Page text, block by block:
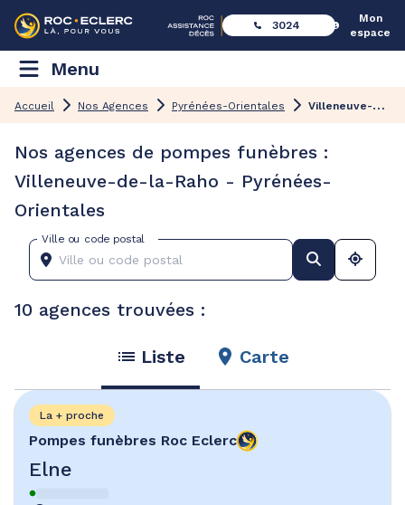
3024
Mon
espace
Menu
Accueil Nos Agences Pyrénées-Orientales V
illeneuve-de-la-Raho
Nos agences de pompes funèbres :
Villeneuve-de-la-Raho - Pyrénées-
Orientales
Ville ou code postal
10 agences trouvées :
Liste Carte
Pompes funèbres Roc Eclerc
Elne
La + proche